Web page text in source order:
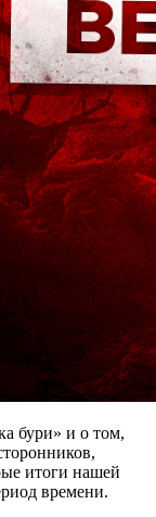
бури» и о том,
итоги нашей
времени.